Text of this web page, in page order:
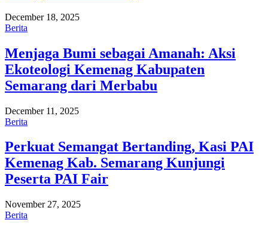
December 18, 2025
Berita
Menjaga Bumi sebagai Amanah: Aksi
Ekoteologi Kemenag Kabupaten
Semarang dari Merbabu
December 11, 2025
Berita
Perkuat Semangat Bertanding, Kasi PAI
Kemenag Kab. Semarang Kunjungi
Peserta PAI Fair
November 27, 2025
Berita